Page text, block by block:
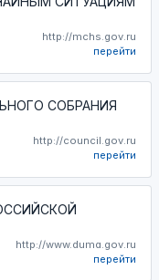
http://mchs.gov.ru
перейти
СОБРАНИЯ
http://council.gov.ru
перейти
http://www.duma.gov.ru
перейти